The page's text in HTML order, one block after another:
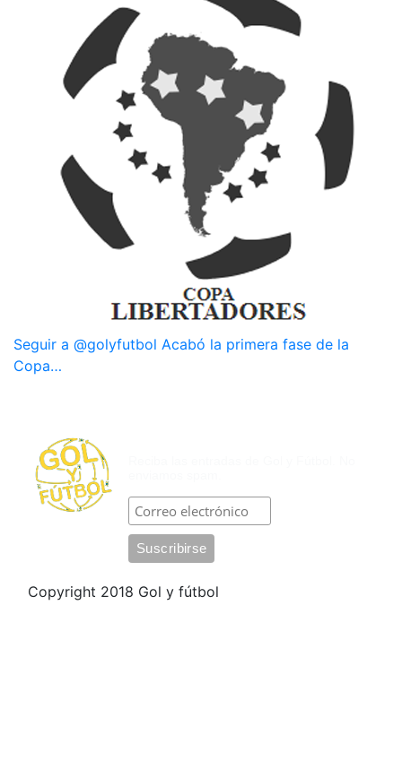
Seguir a @golyfutbol Acabó la primera fase de la
Copa…
Copyright 2018 Gol y fútbol